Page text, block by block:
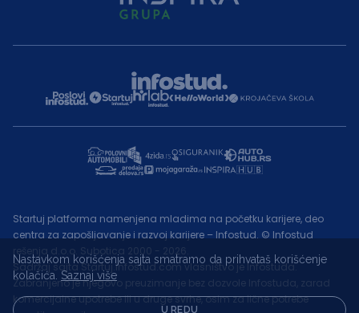
Startuj platforma namenjena mladima na početku karijere, deo
centra za zapošljavanje i razvoj karijere – Infostud. © Infostud
rešenja d.o.o. Subotica 2000 - 2026.
Sadržaj sajta Startuj.infostud.com vlasništvo je Infostuda.
Zabranjeno je njegovo preuzimanje bez dozvole Infostuda, zarad
komercijalne upotrebe ili u druge svrhe, osim za lične potrebe
Nastavkom korišćenja sajta smatramo da prihvataš korišćenje
kolačića. Saznaj više
U REDU